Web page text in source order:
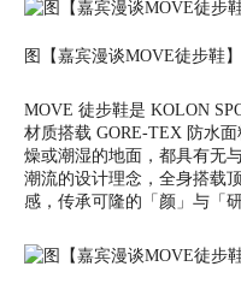
图【嘉宾漫谈MOVE徒步鞋】
MOVE 徒步鞋是 KOLON
材质搭载 GORE-TEX 防水
燥或潮湿的地面，都具有无
潮流的设计理念，全身搭载
感，传承可隆的「颜」与「研